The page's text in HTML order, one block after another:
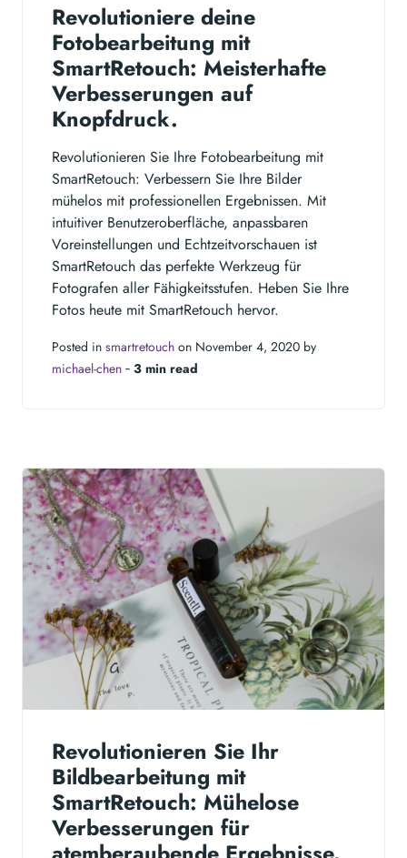
Revolutioniere deine
Fotobearbeitung mit
SmartRetouch: Meisterhafte
Verbesserungen auf
Knopfdruck.
Revolutionieren Sie Ihre Fotobearbeitung mit
SmartRetouch: Verbessern Sie Ihre Bilder
mühelos mit professionellen Ergebnissen. Mit
intuitiver Benutzeroberfläche, anpassbaren
Voreinstellungen und Echtzeitvorschauen ist
SmartRetouch das perfekte Werkzeug für
Fotografen aller Fähigkeitsstufen. Heben Sie Ihre
Fotos heute mit SmartRetouch hervor.
Posted in smartretouch on November 4, 2020 by
michael-chen ‐ 3 min read
Revolutionieren Sie Ihr
Bildbearbeitung mit
SmartRetouch: Mühelose
Verbesserungen für